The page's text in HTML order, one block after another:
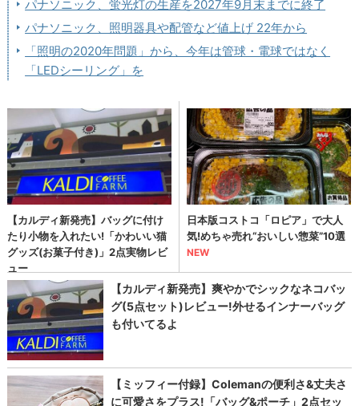
パナソニック、蛍光灯の生産を2027年9月末までに終了
パナソニック、照明器具や配管など値上げ 22年から
「照明の2020年問題」から、今年は管球・電球ではなく
「LEDシーリング」を